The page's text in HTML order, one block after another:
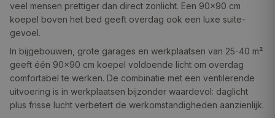
veel mensen prettiger dan direct zonlicht. Een 90×90 cm
koepel boven het bed geeft overdag ook een luxe suite-
gevoel.
In bijgebouwen, grote garages en werkplaatsen van 25-40 m²
geeft één 90×90 cm koepel voldoende licht om overdag
comfortabel te werken. De combinatie met een ventilerende
uitvoering is in werkplaatsen bijzonder waardevol: daglicht
plus frisse lucht verbetert de werkomstandigheden aanzienlijk.